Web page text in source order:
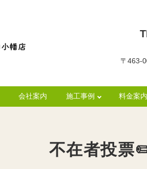
会社案内 施工事例 料金案内
〒463-
不在者投票